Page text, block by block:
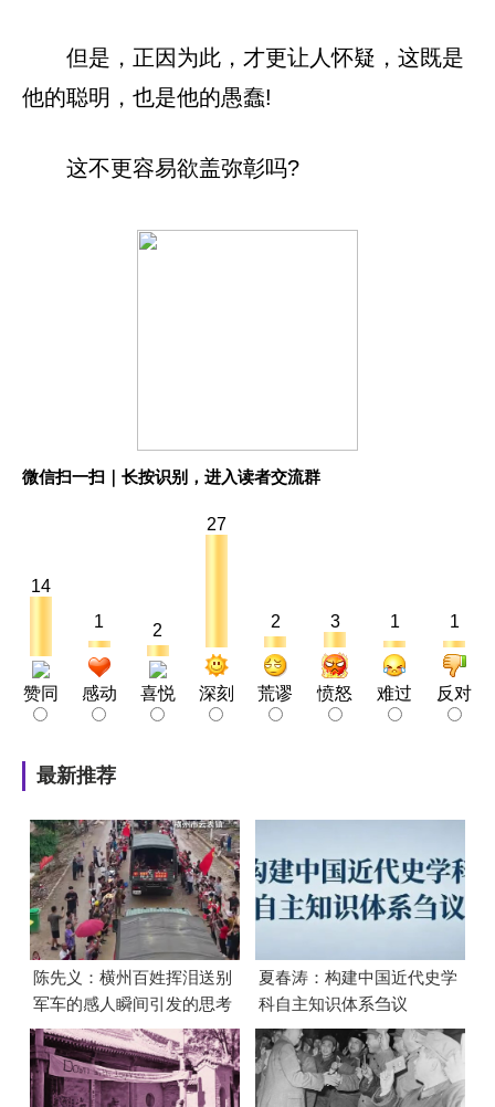
但是，正因为此，才更让人怀疑，这既是
他的聪明，也是他的愚蠢!
这不更容易欲盖弥彰吗?
微信扫一扫｜长按识别，进入读者交流群
14
赞同
1
感动
2
喜悦
27
深刻
2
荒谬
3
愤怒
1
难过
1
反对
最新推荐
陈先义：横州百姓挥泪送别
军车的感人瞬间引发的思考
夏春涛：构建中国近代史学
科自主知识体系刍议